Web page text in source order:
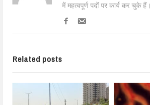
में महत्वपूर्ण पदों पर कार्य कर चुके हैं।
Related posts